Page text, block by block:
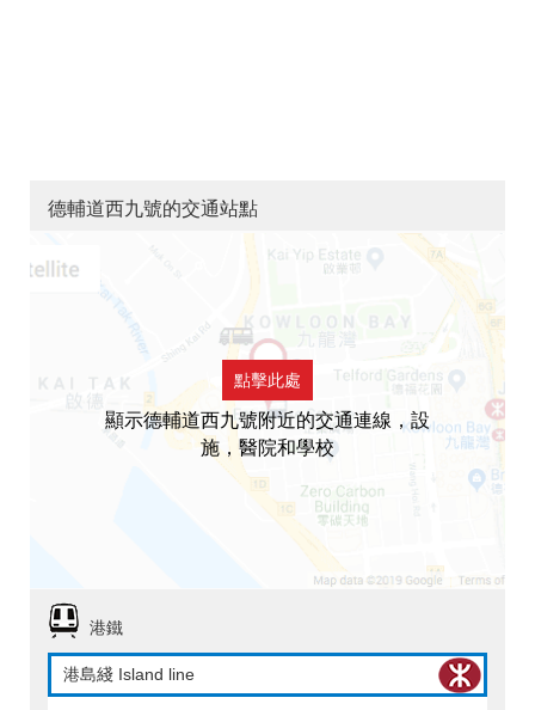
德輔道西九號的交通站點
點擊此處
顯示德輔道西九號附近的交通連線，設
施，醫院和學校
港鐵
港島綫 Island line